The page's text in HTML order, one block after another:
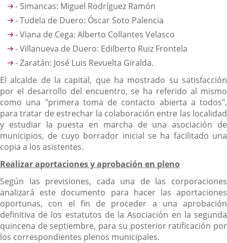
- Simancas: Miguel Rodríguez Ramón
- Tudela de Duero: Óscar Soto Palencia
- Viana de Cega: Alberto Collantes Velasco
- Villanueva de Duero: Edilberto Ruiz Frontela
- Zaratán: José Luis Revuelta Giralda.
El alcalde de la capital, que ha mostrado su satisfacción
por el desarrollo del encuentro, se ha referido al mismo
como una "primera toma de contacto abierta a todos",
para tratar de estrechar la colaboración entre las localidad
y estudiar la puesta en marcha de una asociación de
municipios, de cuyo borrador inicial se ha facilitado una
copia a los asistentes.
Realizar aportaciones y aprobación en pleno
Según las previsiones, cada una de las corporaciones
analizará este documento para hacer las aportaciones
oportunas, con el fin de proceder a una aprobación
definitiva de los estatutos de la Asociación en la segunda
quincena de septiembre, para su posterior ratificación por
los correspondientes plenos municipales.